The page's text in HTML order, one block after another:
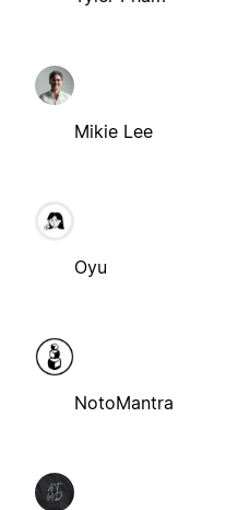
Mikie Lee
Oyu
NotoMantra